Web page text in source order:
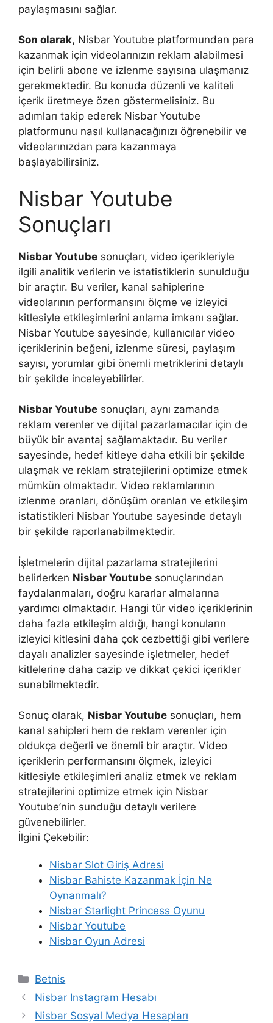
paylaşmasını sağlar.
Son olarak, Nisbar Youtube platformundan para
kazanmak için videolarınızın reklam alabilmesi
için belirli abone ve izlenme sayısına ulaşmanız
gerekmektedir. Bu konuda düzenli ve kaliteli
içerik üretmeye özen göstermelisiniz. Bu
adımları takip ederek Nisbar Youtube
platformunu nasıl kullanacağınızı öğrenebilir ve
videolarınızdan para kazanmaya
başlayabilirsiniz.
Nisbar Youtube
Sonuçları
Nisbar Youtube sonuçları, video içerikleriyle
ilgili analitik verilerin ve istatistiklerin sunulduğu
bir araçtır. Bu veriler, kanal sahiplerine
videolarının performansını ölçme ve izleyici
kitlesiyle etkileşimlerini anlama imkanı sağlar.
Nisbar Youtube sayesinde, kullanıcılar video
içeriklerinin beğeni, izlenme süresi, paylaşım
sayısı, yorumlar gibi önemli metriklerini detaylı
bir şekilde inceleyebilirler.
Nisbar Youtube sonuçları, aynı zamanda
reklam verenler ve dijital pazarlamacılar için de
büyük bir avantaj sağlamaktadır. Bu veriler
sayesinde, hedef kitleye daha etkili bir şekilde
ulaşmak ve reklam stratejilerini optimize etmek
mümkün olmaktadır. Video reklamlarının
izlenme oranları, dönüşüm oranları ve etkileşim
istatistikleri Nisbar Youtube sayesinde detaylı
bir şekilde raporlanabilmektedir.
İşletmelerin dijital pazarlama stratejilerini
belirlerken Nisbar Youtube sonuçlarından
faydalanmaları, doğru kararlar almalarına
yardımcı olmaktadır. Hangi tür video içeriklerinin
daha fazla etkileşim aldığı, hangi konuların
izleyici kitlesini daha çok cezbettiği gibi verilere
dayalı analizler sayesinde işletmeler, hedef
kitlelerine daha cazip ve dikkat çekici içerikler
sunabilmektedir.
Sonuç olarak, Nisbar Youtube sonuçları, hem
kanal sahipleri hem de reklam verenler için
oldukça değerli ve önemli bir araçtır. Video
içeriklerin performansını ölçmek, izleyici
kitlesiyle etkileşimleri analiz etmek ve reklam
stratejilerini optimize etmek için Nisbar
Youtube’nin sunduğu detaylı verilere
güvenebilirler.
İlgini Çekebilir:
Nisbar Slot Giriş Adresi
Nisbar Bahiste Kazanmak İçin Ne
Oynanmalı?
Nisbar Starlight Princess Oyunu
Nisbar Youtube
Nisbar Oyun Adresi
Kategoriler
Betnis
Nisbar Instagram Hesabı
Nisbar Sosyal Medya Hesapları